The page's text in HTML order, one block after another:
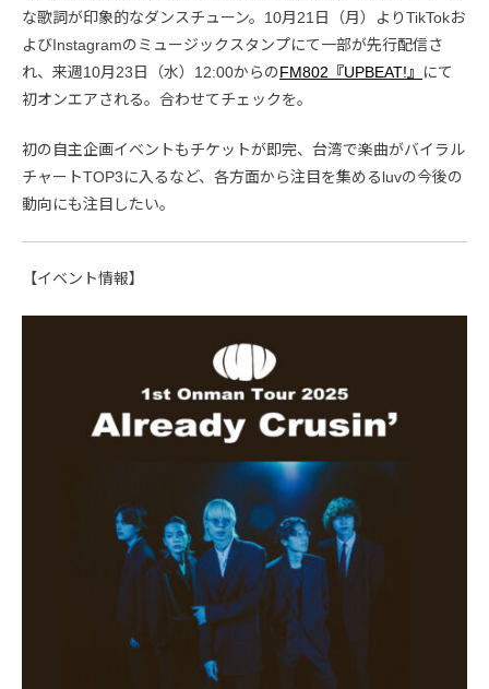
な歌詞が印象的なダンスチューン。10月21日（月）よりTikTokお
よびInstagramのミュージックスタンプにて一部が先行配信さ
れ、来週10月23日（水）12:00からのFM802『UPBEAT!』
にて
初オンエアされる。合わせてチェックを。
初の自主企画イベントもチケットが即完、台湾で楽曲がバイラル
チャートTOP3に入るなど、各方面から注目を集めるluvの今後の
動向にも注目したい。
【イベント情報】